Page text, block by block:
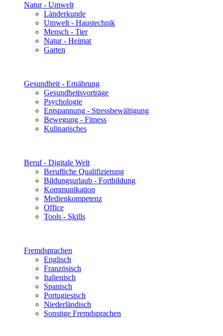
Natur - Umwelt
Länderkunde
Umwelt - Haustechnik
Mensch - Tier
Natur - Heimat
Garten
Gesundheit - Ernährung
Gesundheitsvorträge
Psychologie
Entspannung - Stressbewältigung
Bewegung - Fitness
Kulinarisches
Beruf - Digitale Welt
Berufliche Qualifizierung
Bildungsurlaub - Fortbildung
Kommunikation
Medienkompetenz
Office
Tools - Skills
Fremdsprachen
Englisch
Französisch
Italienisch
Spanisch
Portugiesisch
Niederländisch
Sonstige Fremdsprachen